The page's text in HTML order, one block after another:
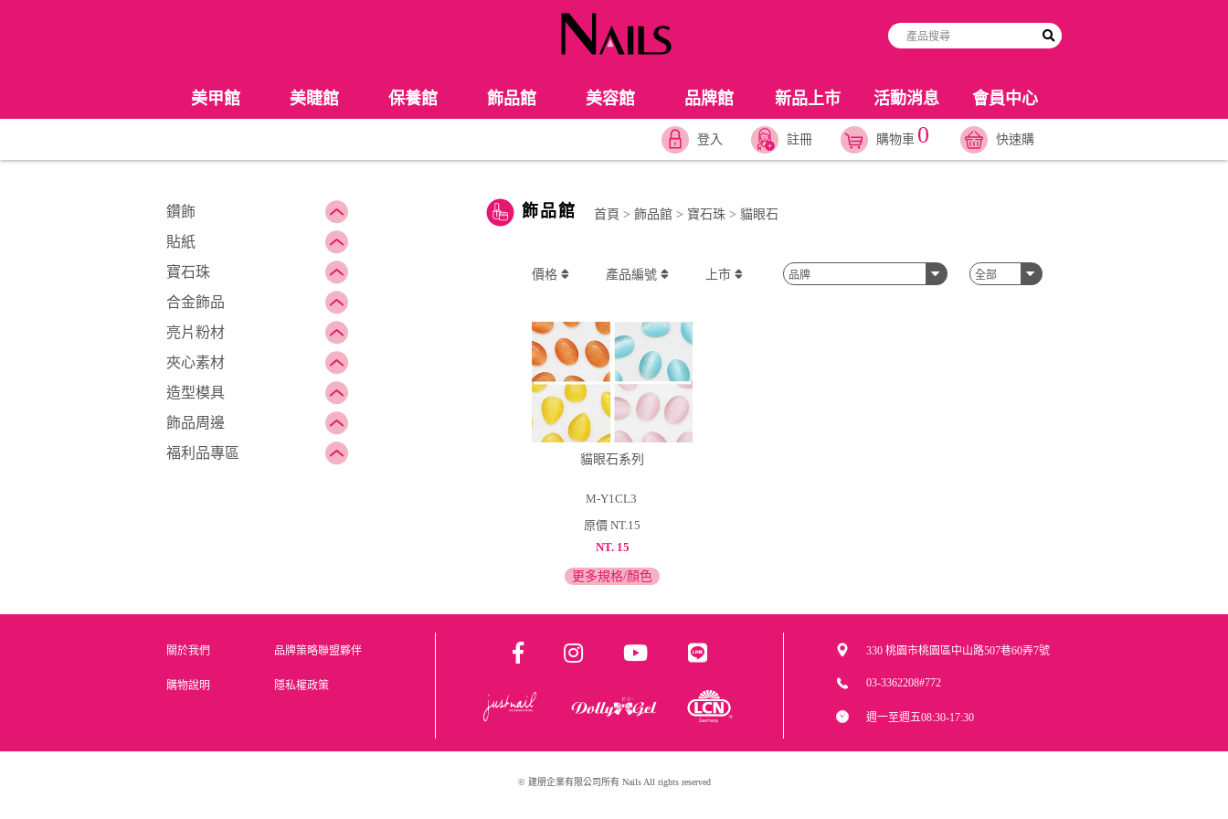
美甲館 美睫館 保養館 飾品館 美容館 品牌館 新品上市 活動消息 會員中心
登入 註冊 購物車 0 快速購
鑽飾
貼紙
寶石珠
合金飾品
亮片粉材
夾心素材
造型模具
飾品周邊
福利品專區
飾品館 首頁 >飾品館 > 寶石珠 >貓眼石
價格 產品編號 上市
貓眼石系列
M-Y1CL3
原價 NT.15
NT. 15
更多規格/顏色
關於我們 品牌策略聯盟夥伴
購物說明 隱私權政策
330 桃園市桃園區中山路507巷60弄7號
03-3362208#772
週一至週五08:30-17:30
© 建朋企業有限公司所有 Nails All rights reserved